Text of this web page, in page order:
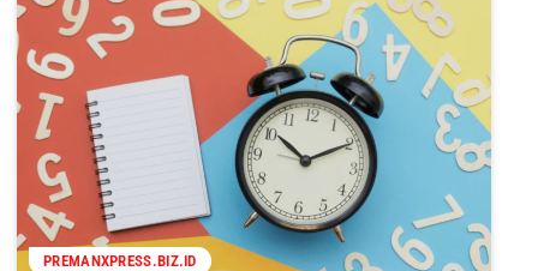
PREMANXPRESS.BIZ.ID